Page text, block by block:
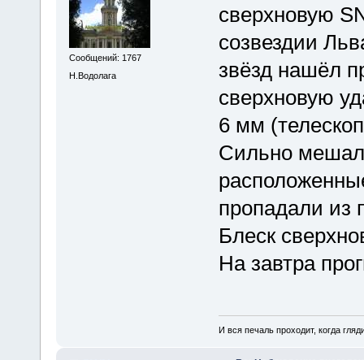
Сообщений: 1767
Н.Водолага
сверхновую
созвездии
звёзд нашёл
сверхновую
6 мм
Сильно
пропадали из
Блеск
На завтра
И вся печаль проходит, когда